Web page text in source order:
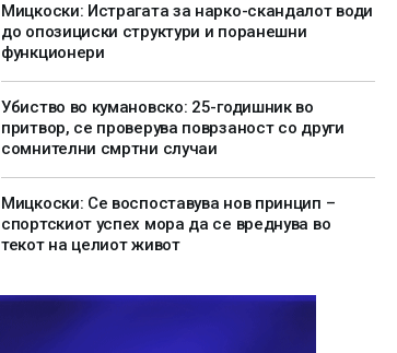
Мицкоски: Истрагата за нарко-скандалот води
до опозициски структури и поранешни
функционери
Убиство во кумановско: 25-годишник во
притвор, се проверува поврзаност со други
сомнителни смртни случаи
Мицкоски: Се воспоставува нов принцип –
спортскиот успех мора да се вреднува во
текот на целиот живот